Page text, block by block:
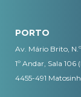
PORTO
Av. Mário Brito,
1º Andar, Sala 106
4455-491